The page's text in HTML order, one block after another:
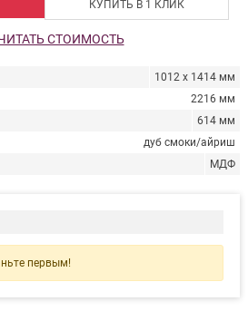
СТОИМОСТЬ
КУПИТЬ В 1 КЛИК
1012 х 1414 мм
2216 мм
614 мм
дуб смоки/айриш
МДФ
первым!